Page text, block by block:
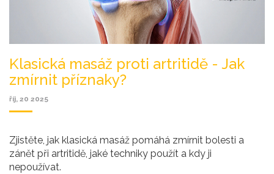
Klasická masáž proti artritidě - Jak
zmírnit příznaky?
říj, 20 2025
Zjistěte, jak klasická masáž pomáhá zmírnit bolesti a
zánět při artritidě, jaké techniky použít a kdy ji
nepoužívat.